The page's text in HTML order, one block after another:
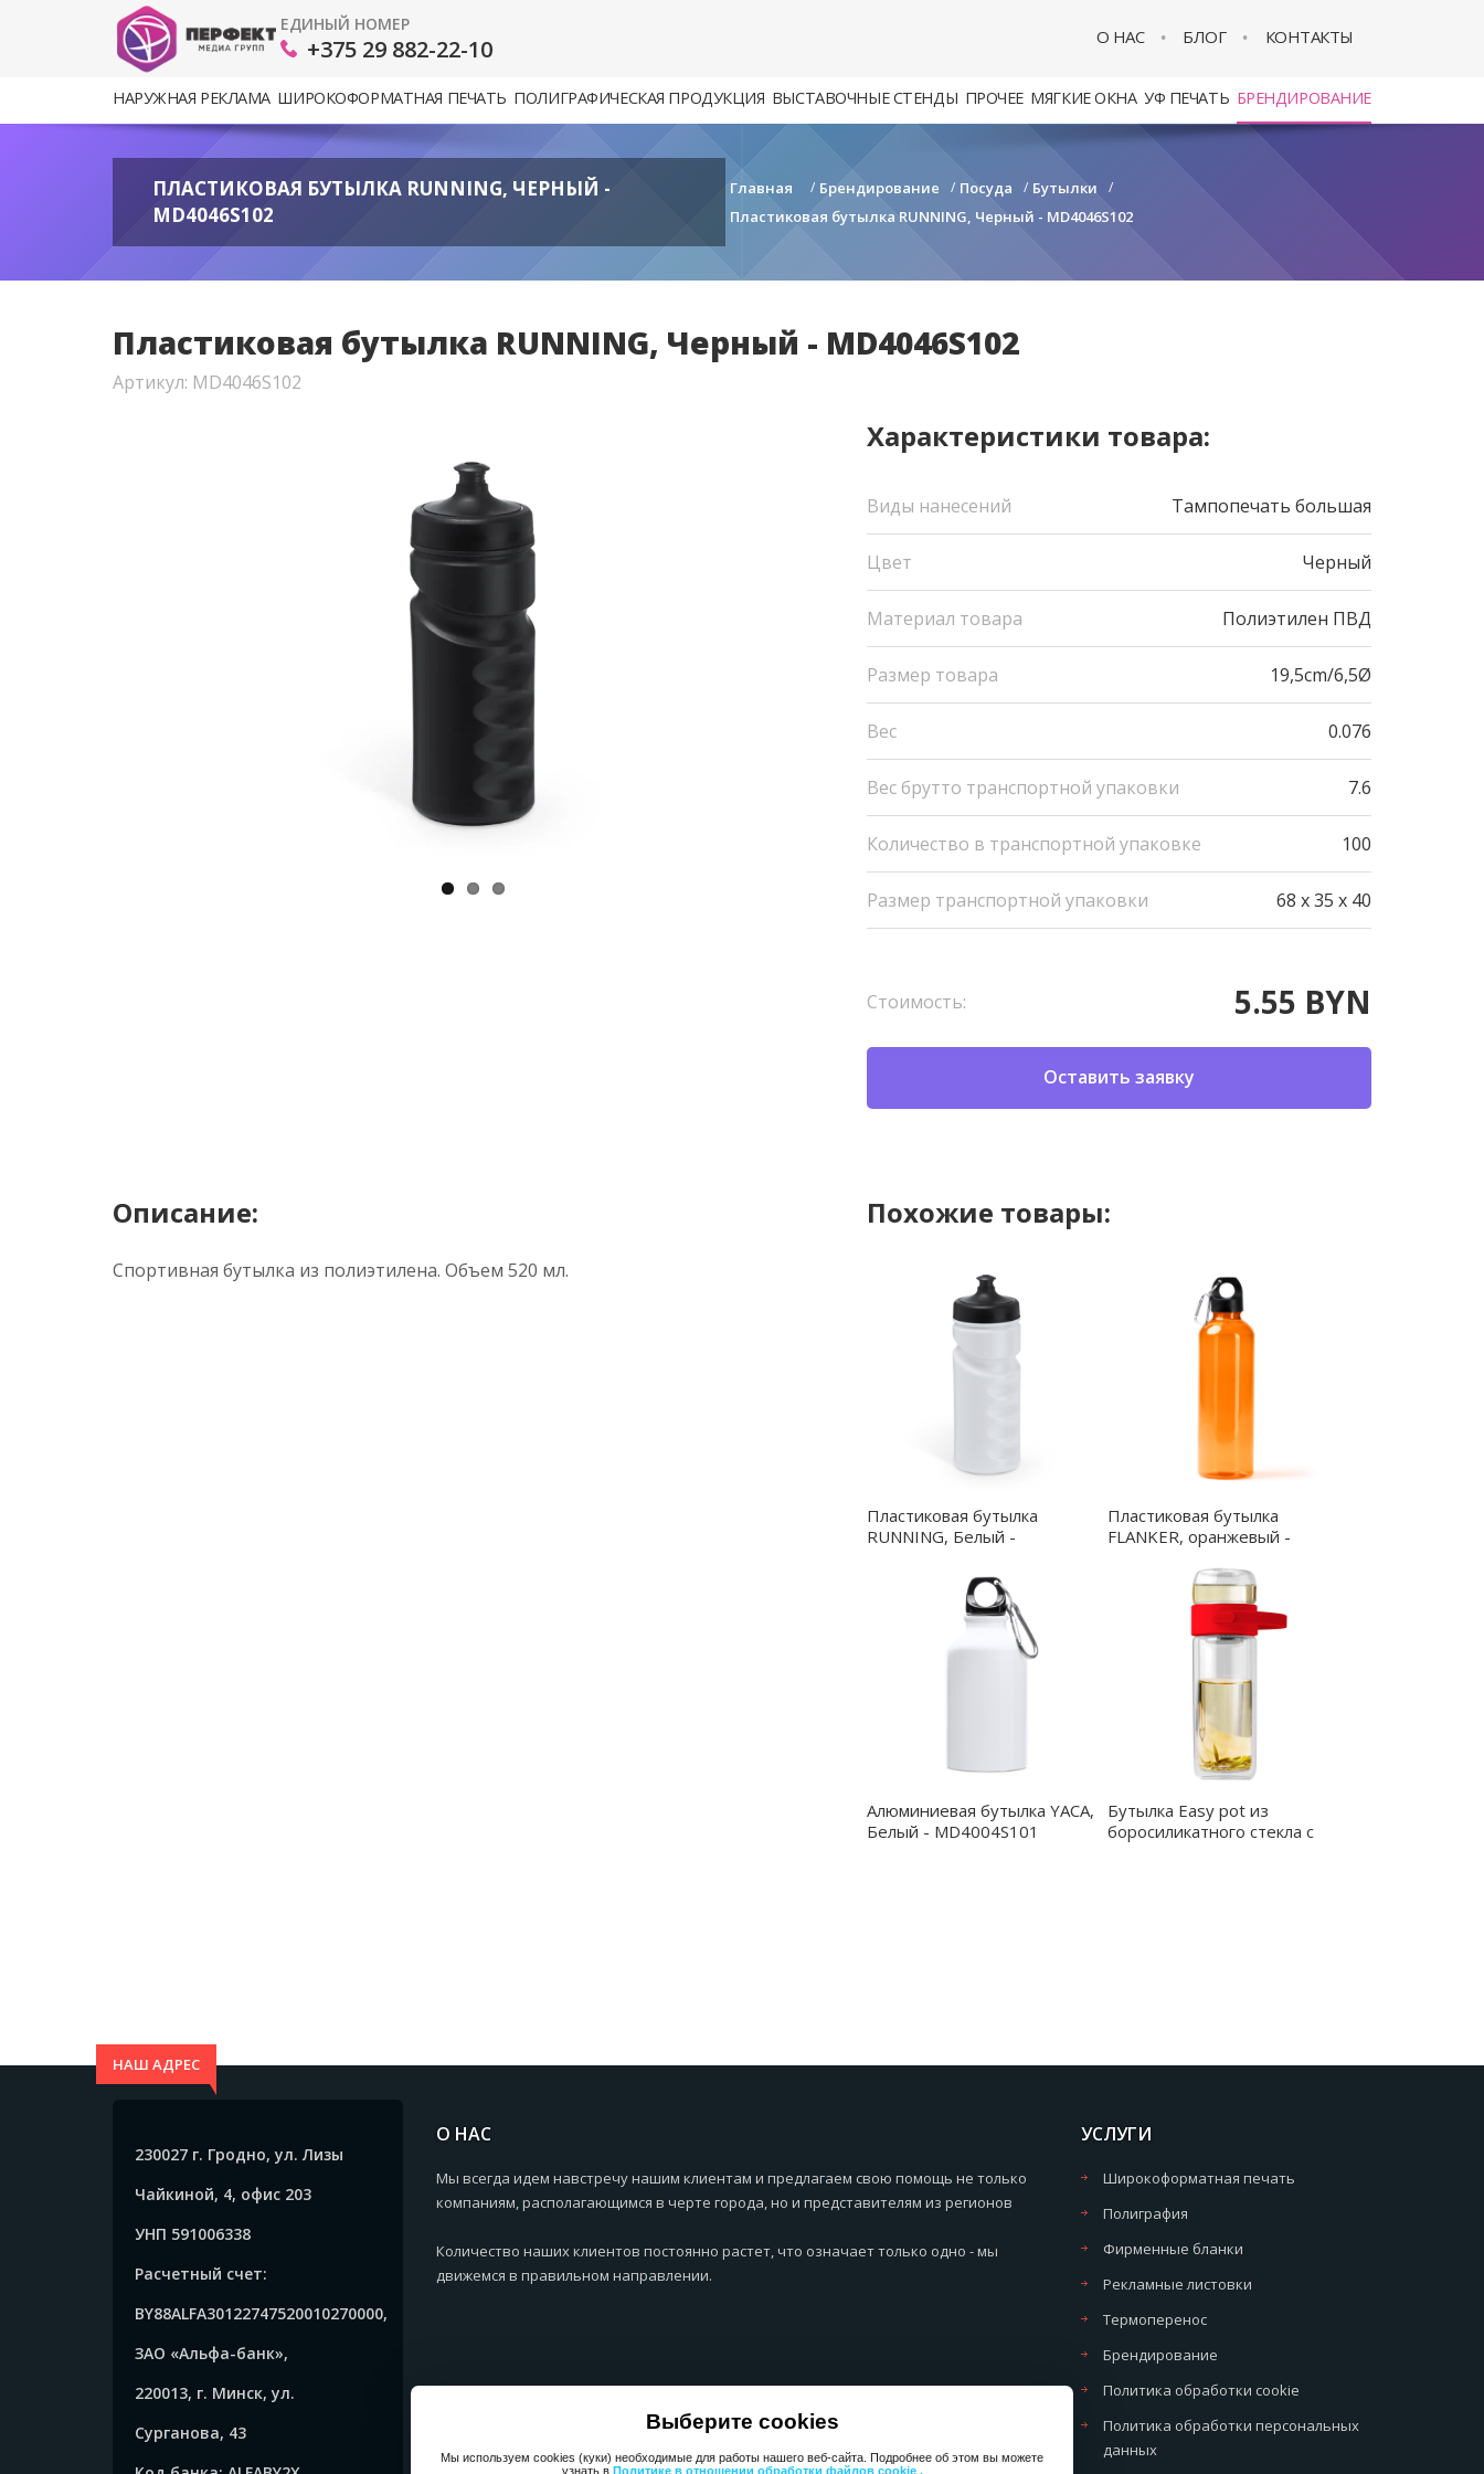
ЕДИНЫЙ НОМЕР
+375 29 882-22-10 О НАС БЛОГ КОНТАКТЫ
Выберите cookies
Мы используем cookies (куки) необходимые для работы нашего веб-сайта. Подробнее об этом вы можете
узнать вПолитике в отношении обработки файлов cookie .
НАРУЖНАЯ РЕКЛАМА ШИРОКОФОРМАТНАЯ ПЕЧАТЬ ПОЛИГРАФИЧЕСКАЯ ПРОДУКЦИЯ ВЫСТАВОЧНЫЕ СТЕНДЫ ПРОЧЕЕ МЯГКИЕ ОКНА УФ ПЕЧАТЬ БРЕНДИРОВАНИЕ
ПЛАСТИКОВАЯ БУТЫЛКА RUNNING, ЧЕРНЫЙ -
MD4046S102
Главная / Брендирование / Посуда / Бутылки /
Пластиковая бутылка RUNNING, Черный - MD4046S102
Пластиковая бутылка RUNNING, Черный - MD4046S102
Артикул: MD4046S102
Характеристики товара:
Виды нанесений Тампопечать большая
Цвет Черный
Материал товара Полиэтилен ПВД
Размер товара 19,5cm/6,5Ø
Вес 0.076
Вес брутто транспортной упаковки 7.6
Количество в транспортной упаковке 100
Размер транспортной упаковки 68 x 35 x 40
Стоимость: 5.55 BYN
Оставить заявку
Описание:
Спортивная бутылка из полиэтилена. Объем 520 мл.
Похожие товары:
Пластиковая бутылка
RUNNING, Белый -
Пластиковая бутылка
FLANKER, оранжевый -
Алюминиевая бутылка YACA,
Белый - MD4004S101
Бутылка Easy pot из
боросиликатного стекла с
НАШ АДРЕС
230027 г. Гродно, ул. Лизы
Чайкиной, 4, офис 203
УНП 591006338
Расчетный счет:
BY88ALFA30122747520010270000,
ЗАО «Альфа-банк»,
220013, г. Минск, ул.
Сурганова, 43
О НАС
Мы всегда идем навстречу нашим клиентам и предлагаем свою помощь не только
компаниям, располагающимся в черте города, но и представителям из регионов
Количество наших клиентов постоянно растет, что означает только одно - мы
движемся в правильном направлении.
УСЛУГИ
Широкоформатная печать
Полиграфия
Фирменные бланки
Рекламные листовки
Термоперенос
Брендирование
Политика обработки cookie
Политика обработки персональных
данных